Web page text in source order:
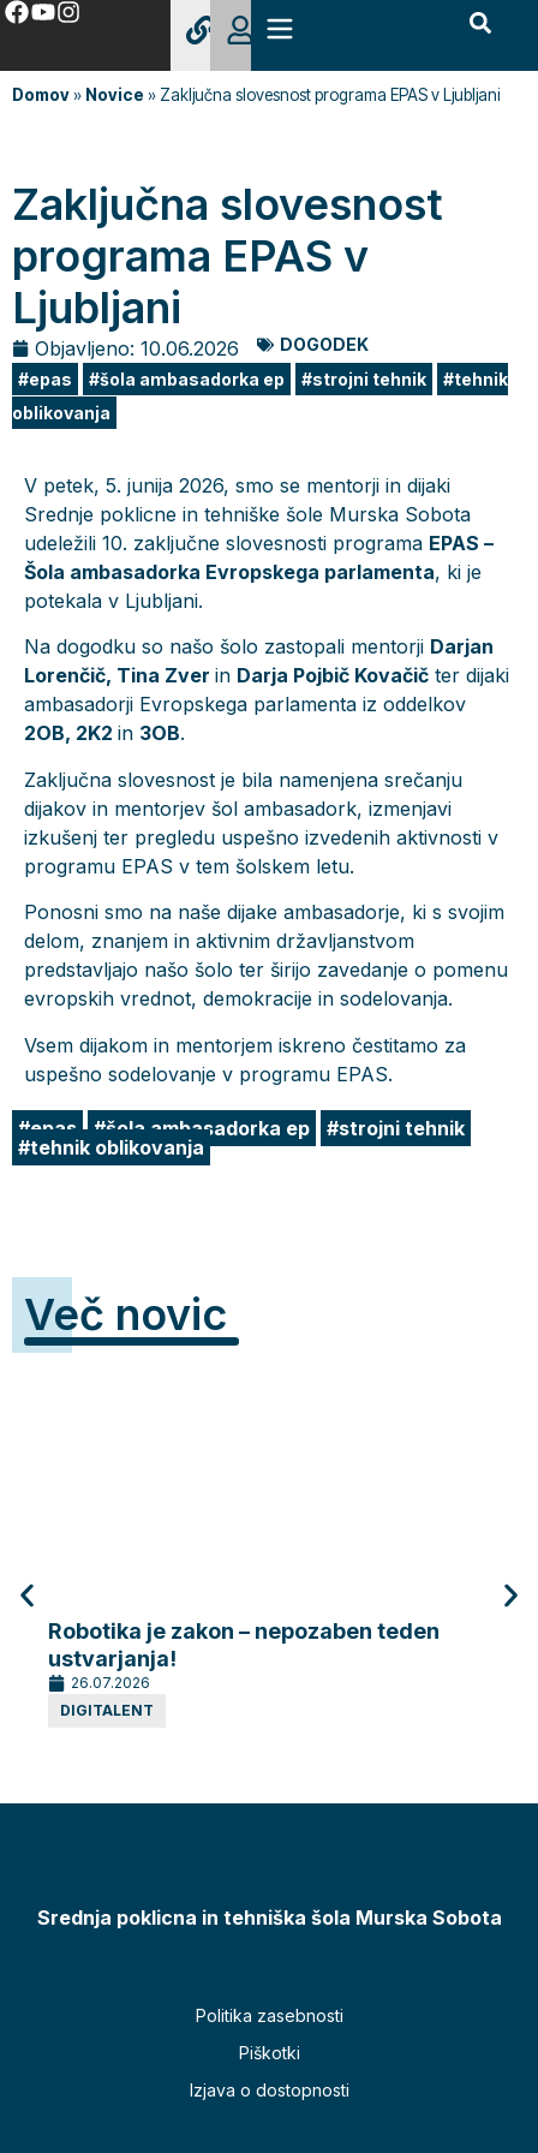
Domov» Novice » Zaključna slovesnost programa EPAS v Ljubljani
Zaključna slovesnost
programa EPAS v
Ljubljani
Objavljeno: 10.06.2026
DOGODEK
epas
šola ambasadorka ep strojni tehnik
tehnik
oblikovanja
V petek, 5. junija 2026, smo se mentorji in dijaki
Srednje poklicne in tehniške šole Murska Sobota
udeležili 10. zaključne slovesnosti programa EPAS –
Šola ambasadorka Evropskega parlamenta, ki je
potekala v Ljubljani.
Na dogodku so našo šolo zastopali mentorji Darjan
Lorenčič, Tina Zver in Darja Pojbič Kovačič ter dijaki
ambasadorji Evropskega parlamenta iz oddelkov
2OB, 2K2 in 3OB.
Zaključna slovesnost je bila namenjena srečanju
dijakov in mentorjev šol ambasadork, izmenjavi
izkušenj ter pregledu uspešno izvedenih aktivnosti v
programu EPAS v tem šolskem letu.
Ponosni smo na naše dijake ambasadorje, ki s svojim
delom, znanjem in aktivnim državljanstvom
predstavljajo našo šolo ter širijo zavedanje o pomenu
evropskih vrednot, demokracije in sodelovanja.
Vsem dijakom in mentorjem iskreno čestitamo za
uspešno sodelovanje v programu EPAS.
epas šola ambasadorka ep
strojni tehnik
tehnik oblikovanja
Več novic
Robotika je zakon – nepozaben teden
ustvarjanja!
26.07.2026
DIGITALENT
Srednja poklicna in tehniška šola Murska Sobota
Politika zasebnosti
Piškotki
Izjava o dostopnosti